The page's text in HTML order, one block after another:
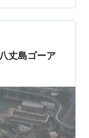
丈島ゴーア